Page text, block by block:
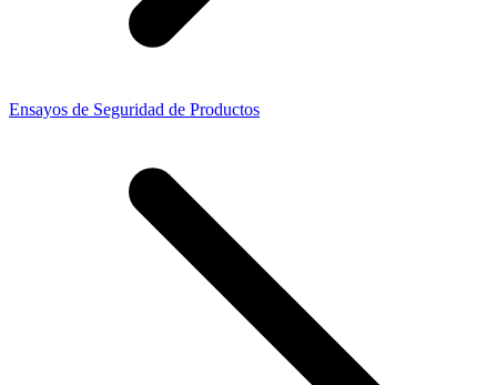
Ensayos de Seguridad de Productos